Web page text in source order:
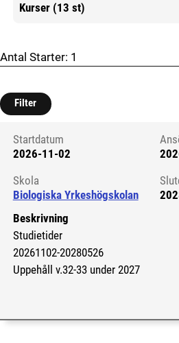
Kurser (13 st)
Mer information
Antal Starter: 1
Filter
Kursstart 6057492
Startdatum
2026-11-02
Skola
Biologiska Yrkeshögskolan
Beskrivning
Studietider
20261102-20280526
Uppehåll v.32-33 under 2027